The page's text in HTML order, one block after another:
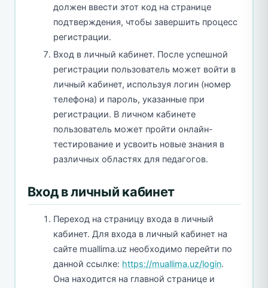
должен ввести этот код на странице
подтверждения, чтобы завершить процесс
регистрации.
Вход в личный кабинет. После успешной
регистрации пользователь может войти в
личный кабинет, используя логин (номер
телефона) и пароль, указанные при
регистрации. В личном кабинете
пользователь может пройти онлайн-
тестирование и усвоить новые знания в
различных областях для педагогов.
Вход в личный кабинет
Переход на страницу входа в личный
кабинет. Для входа в личный кабинет на
сайте muallima.uz необходимо перейти по
данной ссылке: https://muallima.uz/login.
Она находится на главной странице и